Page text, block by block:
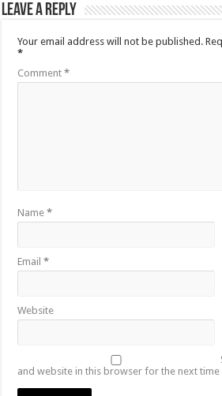
Leave a Reply
Your email address will not be published.
*
Comment*
Name*
Email*
Website
and website in this browser for the next